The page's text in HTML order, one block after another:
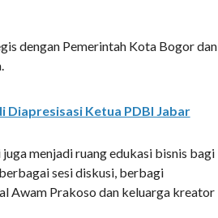
dengan Pemerintah Kota Bogor dan
Diapresisasi Ketua PDBI Jabar
menjadi ruang edukasi bisnis bagi
sesi diskusi, berbagi
Awam Prakoso dan keluarga kreator